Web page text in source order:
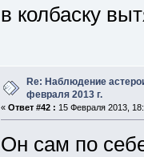
в колбаску
Re: Наблюдение
февраля 2013 г.
« Ответ #42 : 15 Февраля 2013,
Он сам по